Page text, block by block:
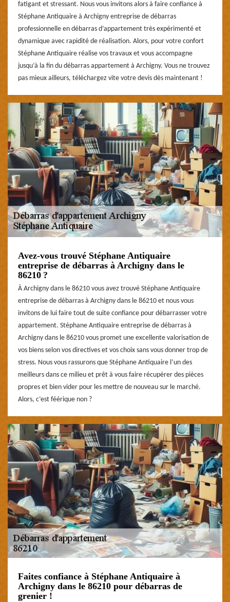
fatigant et stressant. Nous vous invitons alors à faire confiance à
Stéphane Antiquaire à Archigny entreprise de débarras
professionnelle en débarras d’appartement très expérimenté et
dynamique avec rapidité de réalisation. Alors, pour votre confort
Stéphane Antiquaire réalise vos travaux et vous accompagne
jusqu’à la fin du débarras appartement à Archigny. Vous ne trouvez
pas mieux ailleurs, téléchargez vite votre devis dès maintenant !
Avez-vous trouvé Stéphane Antiquaire
entreprise de débarras à Archigny dans le
86210 ?
À Archigny dans le 86210 vous avez trouvé Stéphane Antiquaire
entreprise de débarras à Archigny dans le 86210 et nous vous
invitons de lui faire tout de suite confiance pour débarrasser votre
appartement. Stéphane Antiquaire entreprise de débarras à
Archigny dans le 86210 vous promet une excellente valorisation de
vos biens selon vos directives et vos choix sans vous donner trop de
stress. Nous vous rassurons que Stéphane Antiquaire l’un des
meilleurs dans ce milieu et prêt à vous faire récupérer des pièces
propres et bien vider pour les mettre de nouveau sur le marché.
Alors, c’est féérique non ?
Faites confiance à Stéphane Antiquaire à
Archigny dans le 86210 pour débarras de
grenier !